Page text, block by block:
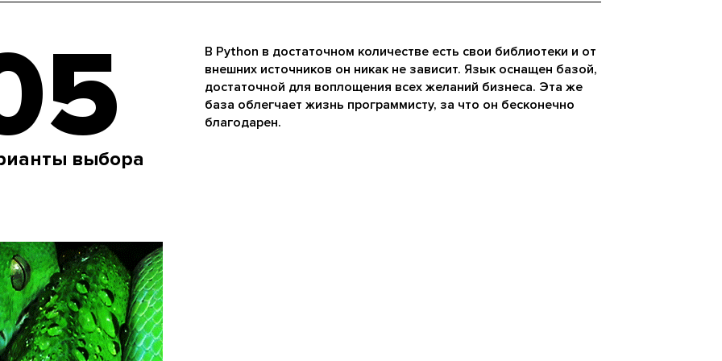
выбора
В Python в достаточном количестве есть свои библиотеки и от
внешних источников он никак не зависит. Язык оснащен базой,
достаточной для воплощения всех желаний бизнеса. Эта же
база облегчает жизнь программисту, за что он бесконечно
благодарен.